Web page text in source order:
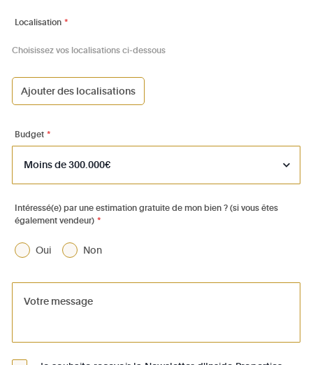
Localisation *
Choisissez vos localisations ci-dessous
Ajouter des localisations
1000 - Bruxelles-Ville
1040 - Etterbeek
1050 - Ixelles
1070 - Anderlecht
1080 - Molenbeek-St-Jean
1082 - Berchem-Ste-Agathe
Budget *
Intéressé(e) par une estimation gratuite de mon bien ? (si vous êtes
également vendeur) *
Oui Non